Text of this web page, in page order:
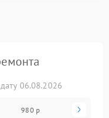
06.08.2026
980 р